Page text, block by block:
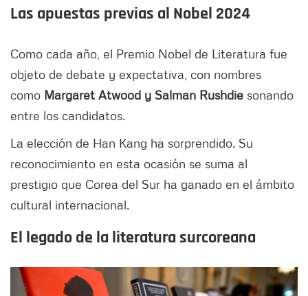
Las apuestas previas al Nobel 2024
Como cada año, el Premio Nobel de Literatura fue
objeto de debate y expectativa, con nombres
como Margaret Atwood y Salman Rushdie sonando
entre los candidatos.
La elección de Han Kang ha sorprendido. Su
reconocimiento en esta ocasión se suma al
prestigio que Corea del Sur ha ganado en el ámbito
cultural internacional.
El legado de la literatura surcoreana